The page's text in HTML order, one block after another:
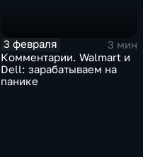
3 февраля
3 мин
Комментарии. Walmart и
Dell: зарабатываем на
панике